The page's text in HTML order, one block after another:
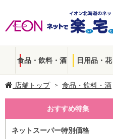
食品・飲料・酒 日用品・花
店舗トップ 食品・飲料・酒
おすすめ特集
ネットスーパー特別価格